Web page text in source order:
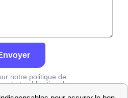
notre politique de
et publication des